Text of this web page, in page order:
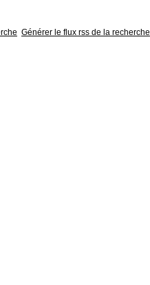
Générer le flux rss de la recherche